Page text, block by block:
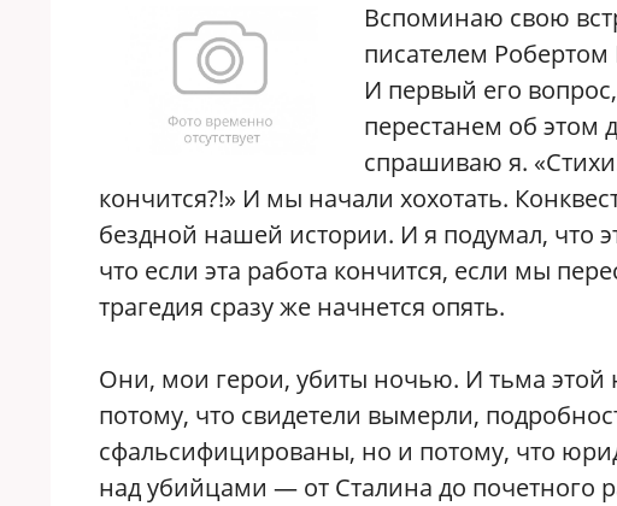
Вспоминаю свою
писателем
И первый его
перестанем об этом
спрашиваю я.
кончится?!» И мы начали хохотать.
бездной нашей истории. И я подумал, что
что если эта работа кончится, если мы
трагедия сразу же начнется опять.
Они, мои герои, убиты ночью. И тьма этой
потому, что свидетели вымерли,
сфальсифицированы, но и потому, что
над убийцами — от Сталина до почетного